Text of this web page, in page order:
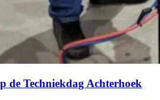
de Techniekdag Achterhoek